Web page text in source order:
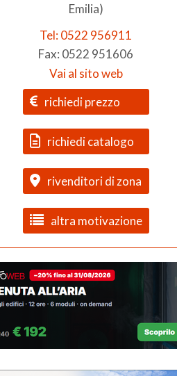
Emilia)
Tel: 0522 956911
Fax: 0522 951606
Vai al sito web
richiedi prezzo
richiedi catalogo
rivenditori di zona
altra motivazione